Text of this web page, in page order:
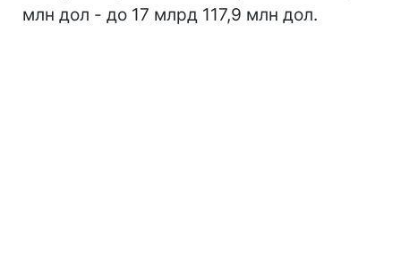
млн дол - до 17 млрд 117,9 млн дол.